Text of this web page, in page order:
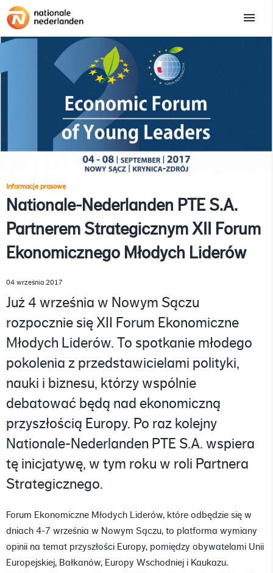
Informacje prasowe
Nationale-Nederlanden PTE S.A.
Partnerem Strategicznym XII Forum
Ekonomicznego Młodych Liderów
04 września 2017
Już 4 września w Nowym Sączu
rozpocznie się XII Forum Ekonomiczne
Młodych Liderów. To spotkanie młodego
pokolenia z przedstawicielami polityki,
nauki i biznesu, którzy wspólnie
debatować będą nad ekonomiczną
przyszłością Europy. Po raz kolejny
Nationale-Nederlanden PTE S.A. wspiera
tę inicjatywę, w tym roku w roli Partnera
Strategicznego.
Forum Ekonomiczne Młodych Liderów, które odbędzie się w
dniach 4-7 września w Nowym Sączu, to platforma wymiany
opinii na temat przyszłości Europy, pomiędzy obywatelami Unii
Europejskiej, Bałkanów, Europy Wschodniej i Kaukazu.